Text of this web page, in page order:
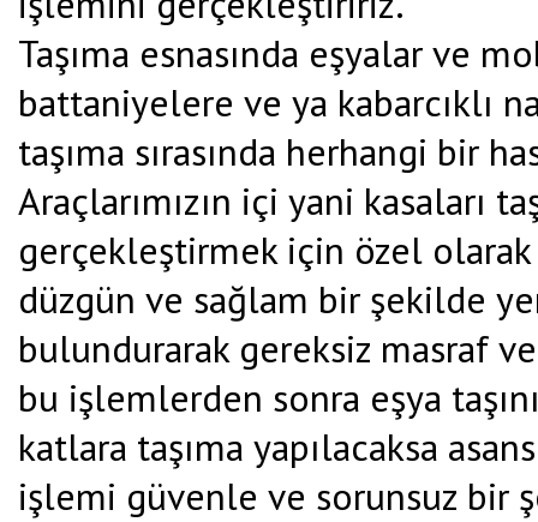
Taşıma esnasında eşyalar ve
battaniyelere ve ya kabarcıklı
taşıma sırasında herhangi bir
Araçlarımızın içi yani kasaları
gerçekleştirmek için özel olarak
düzgün ve sağlam bir şekilde
bulundurarak gereksiz masraf
bu işlemlerden sonra eşya
katlara taşıma yapılacaksa
işlemi güvenle ve sorunsuz bir